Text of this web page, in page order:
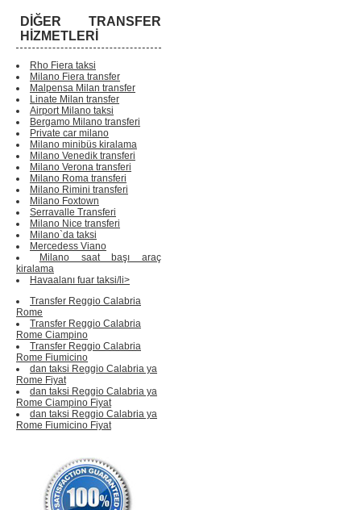
DIĞER TRANSFER
HIZMETLERI
Rho Fiera taksi
Milano Fiera transfer
Malpensa Milan transfer
Linate Milan transfer
Airport Milano taksi
Bergamo Milano transferi
Private car milano
Milano minibüs kiralama
Milano Venedik transferi
Milano Verona transferi
Milano Roma transferi
Milano Rimini transferi
Milano Foxtown
Serravalle Transferi
Milano Nice transferi
Milano`da taksi
Mercedess Viano
Milano saat başı araç
kiralama
Havaalanı fuar taksi/li>
Transfer Reggio Calabria
Rome
Transfer Reggio Calabria
Rome Ciampino
Transfer Reggio Calabria
Rome Fiumicino
dan taksi Reggio Calabria ya
Rome Fiyat
dan taksi Reggio Calabria ya
Rome Ciampino Fiyat
dan taksi Reggio Calabria ya
Rome Fiumicino Fiyat